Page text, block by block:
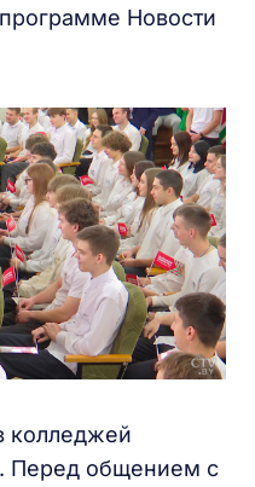
Новости
колледжей
Перед общением с